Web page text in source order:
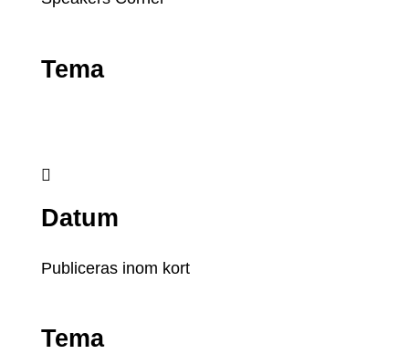
Tema

Datum
Publiceras inom kort
Tema